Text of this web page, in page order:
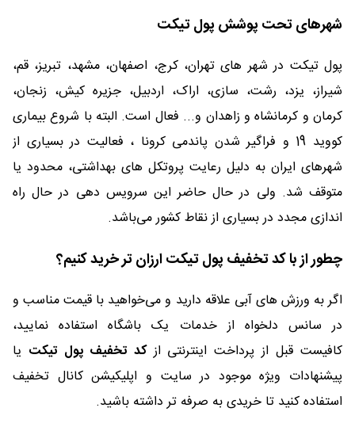
شهرهای تحت پوشش پول تیکت
پول تیکت در شهر های تهران، کرج، اصفهان، مشهد، تبریز، قم،
شیراز، یزد، رشت، سازی، اراک، اردبیل، جزیره کیش، زنجان،
کرمان و کرمانشاه و زاهدان و... فعال است. البته با شروع بیماری
کووید 19 و فراگیر شدن پاندمی کرونا ، فعالیت در بسیاری از
شهرهای ایران به دلیل رعایت پروتکل های بهداشتی، محدود یا
متوقف شد. ولی در حال حاضر این سرویس دهی در حال راه
اندازی مجدد در بسیاری از نقاط کشور می‌باشد.
چطور از با کد تخفیف پول تیکت ارزان تر خرید کنیم؟
اگر به ورزش های آبی علاقه دارید و می‌خواهید با قیمت مناسب و
در سانس دلخواه از خدمات یک باشگاه استفاده نمایید،
کافیست قبل از پرداخت اینترنتی ازکد تخفیف پول تیکت یا
پیشنهادات ویژه موجود در سایت و اپلیکیشن کانال تخفیف
استفاده کنید تا خریدی به صرفه تر داشته باشید.